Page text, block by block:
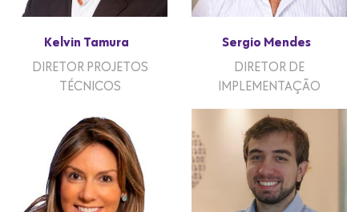
Kelvin Tamura
DIRETOR PROJETOS
TÉCNICOS
Sergio Mendes
DIRETOR DE
IMPLEMENTAÇÃO